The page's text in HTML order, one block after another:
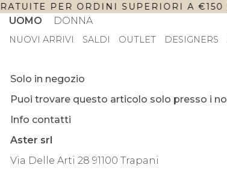
PER ORDINI SUPERIORI A
UOMO DONNA
NUOVI ARRIVI SALDI OUTLET DESIGNERS
Solo in negozio
Puoi trovare questo articolo solo presso i
Info contatti
Aster srl
Via Delle Arti 28 91100 Trapani